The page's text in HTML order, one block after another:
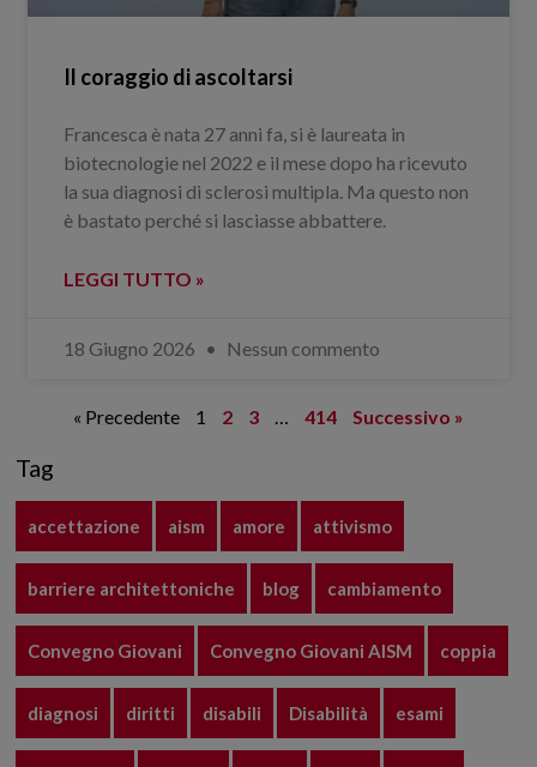
Il coraggio di ascoltarsi
Francesca è nata 27 anni fa, si è laureata in
biotecnologie nel 2022 e il mese dopo ha ricevuto
la sua diagnosi di sclerosi multipla. Ma questo non
è bastato perché si lasciasse abbattere.
LEGGI TUTTO »
18 Giugno 2026 Nessun commento
« Precedente 1 2 3 414 Successivo »
Tag
accettazione aism amore attivismo
barriere architettoniche blog cambiamento
Convegno Giovani Convegno Giovani AISM coppia
diagnosi diritti disabili Disabilità esami